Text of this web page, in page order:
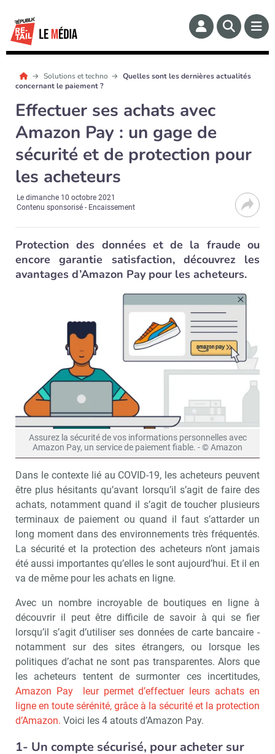
Solutions et techno
Quelles sont les dernières actualités
concernant le paiement ?
Effectuer ses achats avec
Amazon Pay : un gage de
sécurité et de protection pour
les acheteurs
Ledimanche 10 octobre 2021
Contenu sponsorisé - Encaissement
Protection des données et de la fraude ou
encore garantie satisfaction, découvrez les
avantages d’Amazon Pay pour les acheteurs.
Assurez la sécurité de vos informations personnelles avec
Amazon Pay, un service de paiement fiable. - © Amazon
Dans le contexte lié au COVID-19, les acheteurs peuvent
être plus hésitants qu’avant lorsqu’il s’agit de faire des
achats, notamment quand il s’agit de toucher plusieurs
terminaux de paiement ou quand il faut s’attarder un
long moment dans des environnements très fréquentés.
La sécurité et la protection des acheteurs n’ont jamais
été aussi importantes qu’elles le sont aujourd’hui. Et il en
va de même pour les achats en ligne.
Avec un nombre incroyable de boutiques en ligne à
découvrir il peut être difficile de savoir à qui se fier
lorsqu’il s’agit d’utiliser ses données de carte bancaire -
notamment sur des sites étrangers, ou lorsque les
politiques d’achat ne sont pas transparentes. Alors que
les acheteurs tentent de surmonter ces incertitudes,
Amazon Pay leur permet d’effectuer leurs achats en
ligne en toute sérénité, grâce à la sécurité et la protection
d’Amazon. Voici les 4 atouts d’Amazon Pay.
1- Un compte sécurisé, pour acheter sur